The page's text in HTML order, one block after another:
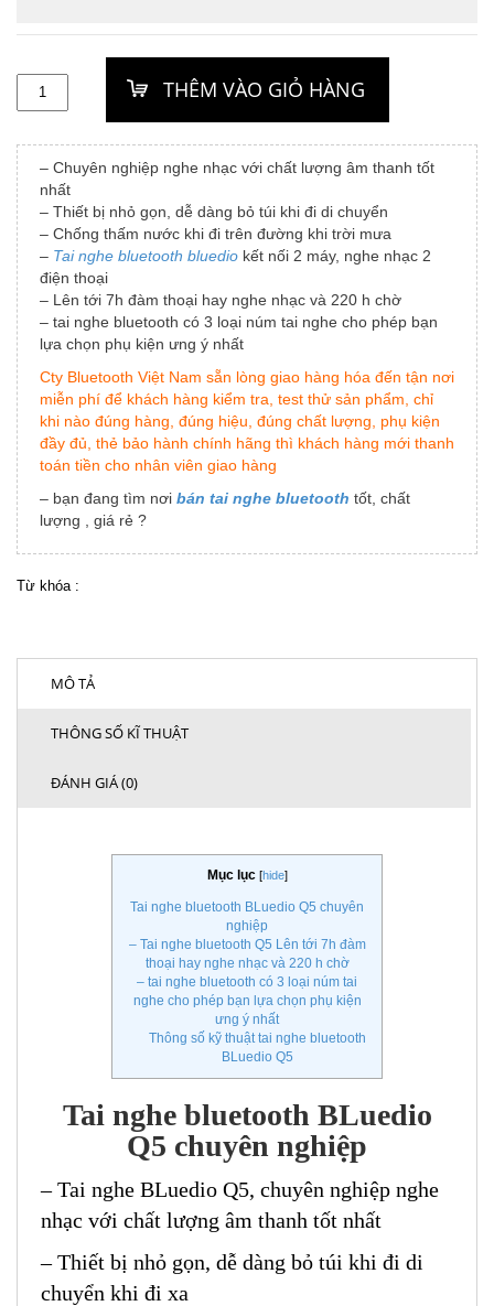
– Chuyên nghiệp nghe nhạc với chất lượng âm thanh tốt
nhất
– Thiết bị nhỏ gọn, dễ dàng bỏ túi khi đi di chuyển
– Chống thấm nước khi đi trên đường khi trời mưa
– Tai nghe bluetooth bluedio kết nối 2 máy, nghe nhạc 2
điện thoại
– Lên tới 7h đàm thoại hay nghe nhạc và 220 h chờ
– tai nghe bluetooth có 3 loại núm tai nghe cho phép bạn
lựa chọn phụ kiện ưng ý nhất
Cty Bluetooth Việt Nam sẵn lòng giao hàng hóa đến tận nơi
miễn phí để khách hàng kiểm tra, test thử sản phẩm, chỉ
khi nào đúng hàng, đúng hiệu, đúng chất lượng, phụ kiện
đầy đủ, thẻ bảo hành chính hãng thì khách hàng mới thanh
toán tiền cho nhân viên giao hàng
– bạn đang tìm nơi bán tai nghe bluetooth tốt, chất
lượng , giá rẻ ?
Từ khóa :
MÔ TẢ
THÔNG SỐ KĨ THUẬT
ĐÁNH GIÁ (0)
Mục lục [hide]
Tai nghe bluetooth BLuedio Q5 chuyên
nghiệp
– Tai nghe bluetooth Q5 Lên tới 7h đàm
thoại hay nghe nhạc và 220 h chờ
– tai nghe bluetooth có 3 loại núm tai
nghe cho phép bạn lựa chọn phụ kiện
ưng ý nhất
Thông số kỹ thuật tai nghe bluetooth
BLuedio Q5
Tai nghe bluetooth BLuedio
Q5 chuyên nghiệp
– Tai nghe BLuedio Q5, chuyên nghiệp nghe
nhạc với chất lượng âm thanh tốt nhất
– Thiết bị nhỏ gọn, dễ dàng bỏ túi khi đi di
chuyển khi đi xa